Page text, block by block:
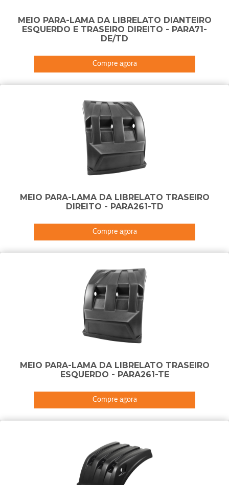
MEIO PARA-LAMA DA LIBRELATO DIANTEIRO
ESQUERDO E TRASEIRO DIREITO - PARA71-
DE/TD
Compre agora
MEIO PARA-LAMA DA LIBRELATO TRASEIRO
DIREITO - PARA261-TD
Compre agora
MEIO PARA-LAMA DA LIBRELATO TRASEIRO
ESQUERDO - PARA261-TE
Compre agora